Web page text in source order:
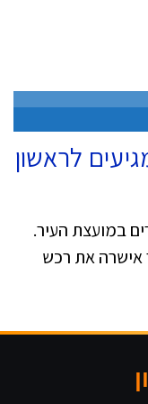
לראשון
במועצת העיר.
אישרה את רכש